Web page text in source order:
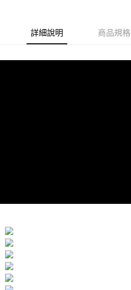
詳細說明 商品規格